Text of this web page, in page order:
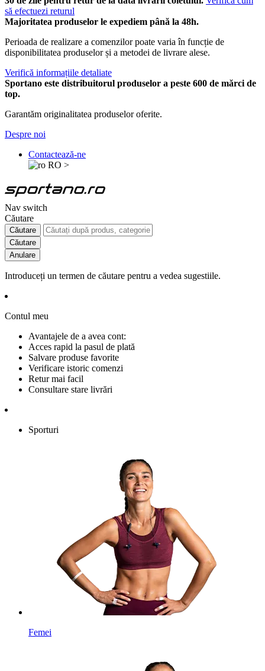
să efectuezi returul
Majoritatea produselor le expediem până la 48h.
Perioada de realizare a comenzilor poate varia în funcție de
disponibilitatea produselor și a metodei de livrare alese.
Verifică informațiile detaliate
Sportano este distribuitorul produselor a peste 600 de mărci de
top.
Garantăm originalitatea produselor oferite.
Despre noi
Contactează-ne
RO >
Nav switch
Căutare
Căutare
Căutare
Anulare
Introduceți un termen de căutare pentru a vedea sugestiile.
Contul meu
Avantajele de a avea cont:
Acces rapid la pasul de plată
Salvare produse favorite
Verificare istoric comenzi
Retur mai facil
Consultare stare livrări
Sporturi
Femei